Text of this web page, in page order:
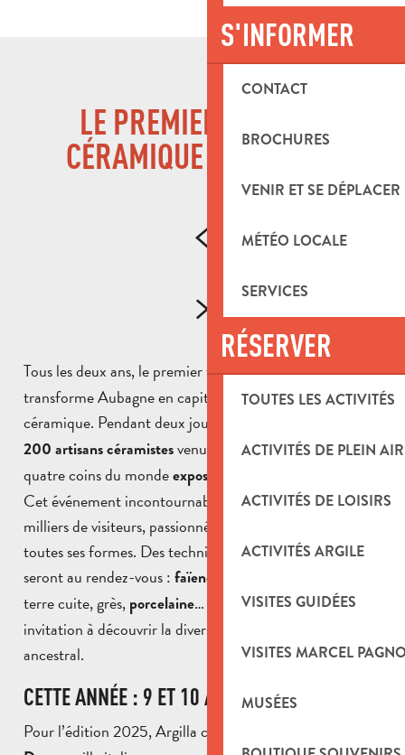
S'INFORMER
CONTACT
BROCHURES
VENIR ET SE DÉPLACER
MÉTÉO LOCALE
SERVICES
RÉSERVER
TOUTES LES ACTIVITÉS
ACTIVITÉS DE PLEIN AIR
ACTIVITÉS DE LOISIRS
ACTIVITÉS ARGILE
VISITES GUIDÉES
VISITES MARCEL
MUSÉES
LE PREMIER MARCHÉ
CÉRAMIQUE DE FRANCE
Tous les deux ans, le premier week-end d’août,Argilla
transforme Aubagne en capitale internationale de la
céramique. Pendant deux jours exceptionnels,
200 artisans céramistesvenus de toute la France et des
quatre coins du mondeexposent leur savoir-faire unique
Cet événement incontournable attire des dizaines de
milliers de visiteurs, passionnés par l’art de l’argile sous
toutes ses formes. Des techniques variées et fascinantes
seront au rendez-vous : faïence
terre cuite, grès, porcelaine… Chaque stand est une
invitation à découvrir la diversité et la richesse de cet art
ancestral.
CETTE ANNÉE : 9 ET 10 AOÛT 2025
Pour l’édition 2025, Argilla célèbre son